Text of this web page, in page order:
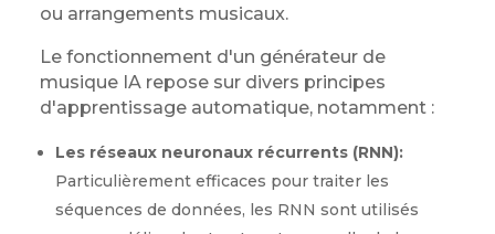
ou arrangements musicaux.
Le fonctionnement d'un générateur de
musique IA repose sur divers principes
d'apprentissage automatique, notamment :
Les réseaux neuronaux récurrents (RNN):
Particulièrement efficaces pour traiter les
séquences de données, les RNN sont utilisés